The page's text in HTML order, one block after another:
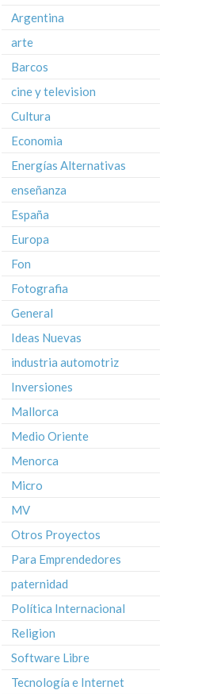
Argentina
arte
Barcos
cine y television
Cultura
Economia
Energías Alternativas
enseñanza
España
Europa
Fon
Fotografia
General
Ideas Nuevas
industria automotriz
Inversiones
Mallorca
Medio Oriente
Menorca
Micro
MV
Otros Proyectos
Para Emprendedores
paternidad
Política Internacional
Religion
Software Libre
Tecnología e Internet